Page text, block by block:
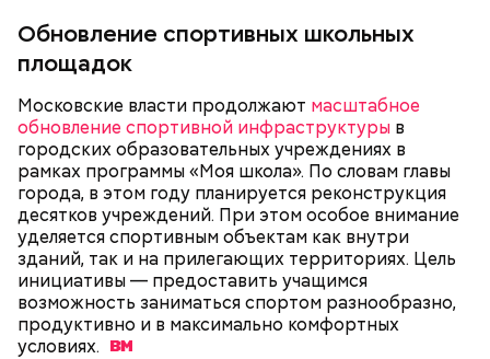
Обновление спортивных школьных
площадок
Московские власти продолжают масштабное
обновление спортивной инфраструктуры в
городских образовательных учреждениях в
рамках программы «Моя школа». По словам главы
города, в этом году планируется реконструкция
десятков учреждений. При этом особое внимание
уделяется спортивным объектам как внутри
зданий, так и на прилегающих территориях. Цель
инициативы — предоставить учащимся
возможность заниматься спортом разнообразно,
продуктивно и в максимально комфортных
условиях.
6 августа мэр Москвы открыл Ситуационный
центрградостроительного комплекса столицы
вручил награды победителям ежегодного конкурса
«Лучший реализованный проект в области
строительства».